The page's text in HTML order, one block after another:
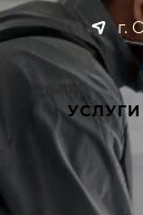
г.
УСЛУГИ